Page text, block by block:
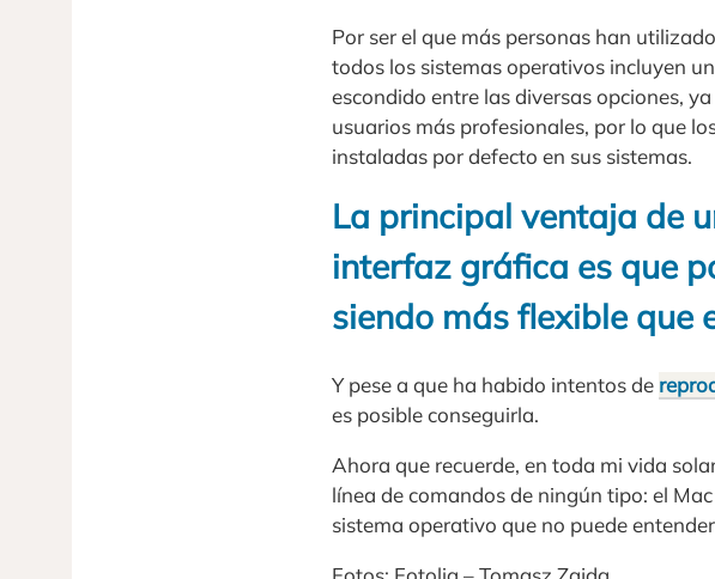
Por ser el que más personas han
todos los sistemas operativos incluyen
escondido entre las diversas opciones,
usuarios más profesionales, por lo que
instaladas por defecto en sus sistemas.
La principal ventaja de
interfaz gráfica es que
siendo más flexible que
Y pese a que ha habido intentos de
es posible conseguirla.
Ahora que recuerde, en toda mi vida
línea de comandos de ningún tipo: el
sistema operativo que no puede